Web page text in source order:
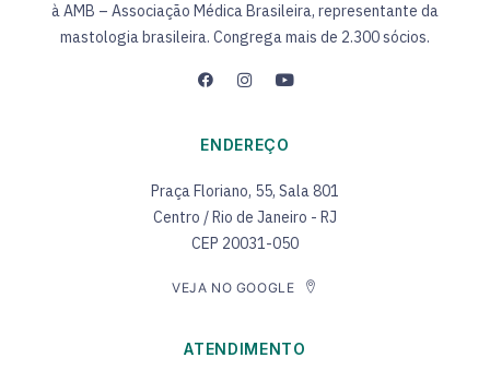
à AMB – Associação Médica Brasileira, representante da
mastologia brasileira. Congrega mais de 2.300 sócios.
ENDEREÇO
Praça Floriano, 55, Sala 801
Centro / Rio de Janeiro - RJ
CEP 20031-050
VEJA NO GOOGLE
ATENDIMENTO